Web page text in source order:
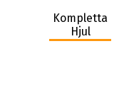
Kompletta
Hjul